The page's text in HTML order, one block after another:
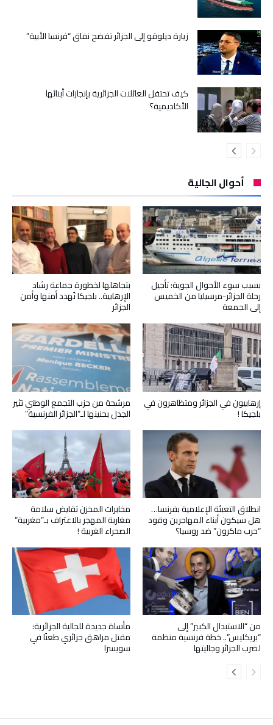
زيارة ديلوقو إلى الجزائر تفضح نفاق “فرنسا الأبية”
كيف تحتفل العائلات الجزائرية بإنجازات أبنائها
الأكاديمية؟
أحوال الجالية
بتجاهلها لخطورة جماعة رشاد
الإرهابية.. بلجيكا تُهدد أمنها وأمن
الجزائر
بسبب سوء الأحوال الجوية: تأجيل
رحلة الجزائر-مرسيليا من الخميس
إلى الجمعة
مرشحة من حزب التجمع الوطني تثير
الجدل بحنينها لـ”الجزائر الفرنسية”
إرهابيون في الجزائر ومتظاهرون في
بلجيكا !
مخابرات المخزن تقايض سلامة
مغاربة المهجر بالاعتراف بـ”مغربية”
الصحراء الغربية !
انطلاق التعبئة الإعلامية بفرنسا…
هل سيكون أبناء المهاجرين وقود
“حرب ماكرون” ضد روسيا؟
مأساة جديدة للجالية الجزائرية:
مقتل مراهق جزائري طعنًا في
سويسرا
من “الاستبدال الكبير” إلى
“بريكليس”.. خطة فرنسية منظمة
لضرب الجزائر وجاليتها